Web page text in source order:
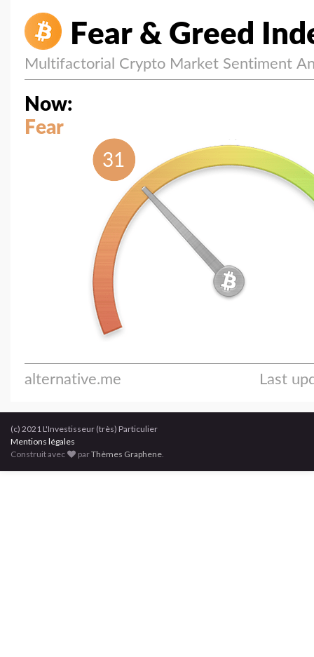
(c) 2021 L'Investisseur (très) Particulier
Mentions légales
Construit avec
parThèmes Graphene